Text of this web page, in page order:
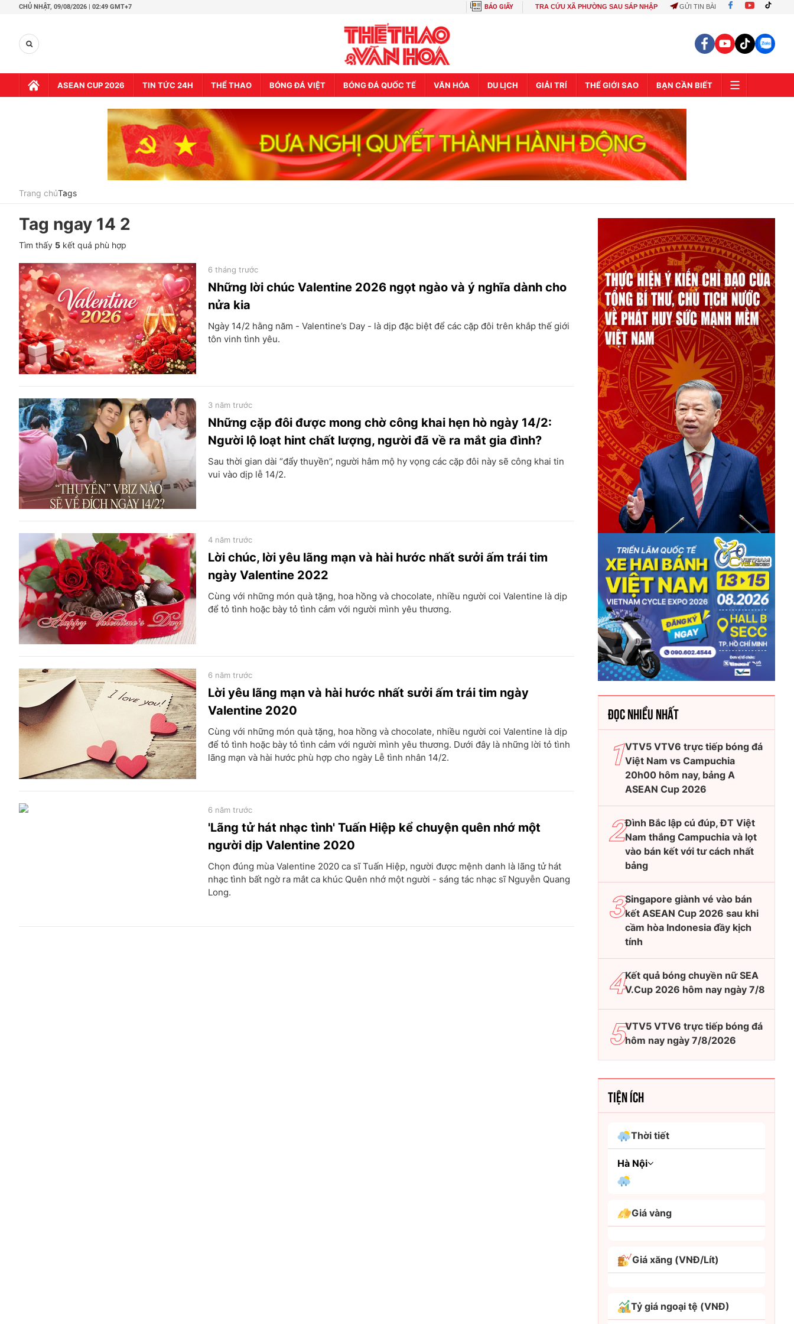
CHỦ NHẬT, 09/08/2026 | 02:49 GMT+7 BÁO GIẤY TRA CỨU XÃ PHƯỜNG SAU SÁP NHẬP GỬI TIN BÀI
ASEAN CUP 2026 TIN TỨC 24H THỂ THAO BÓNG ĐÁ VIỆT BÓNG ĐÁ QUỐC TẾ VĂN HÓA DU LỊCH GIẢI TRÍ THẾ GIỚI SAO BẠN CẦN BIẾT
Trang chủTags
Tag ngay 14 2
Tìm thấy 5 kết quả phù hợp
Những lời chúc Valentine 2026 ngọt ngào và ý nghĩa dành cho
nửa kia
6 tháng trước
Ngày 14/2 hằng năm - Valentine’s Day - là dịp đặc biệt để các cặp đôi trên khắp thế giới
tôn vinh tình yêu.
Những cặp đôi được mong chờ công khai hẹn hò ngày 14/2:
Người lộ loạt hint chất lượng, người đã về ra mắt gia đình?
3 năm trước
Sau thời gian dài “đẩy thuyền”, người hâm mộ hy vọng các cặp đôi này sẽ công khai tin
vui vào dịp lễ 14/2.
Lời chúc, lời yêu lãng mạn và hài hước nhất sưởi ấm trái tim
ngày Valentine 2022
4 năm trước
Cùng với những món quà tặng, hoa hồng và chocolate, nhiều người coi Valentine là dịp
để tỏ tình hoặc bày tỏ tình cảm với người mình yêu thương.
Lời yêu lãng mạn và hài hước nhất sưởi ấm trái tim ngày
Valentine 2020
6 năm trước
Cùng với những món quà tặng, hoa hồng và chocolate, nhiều người coi Valentine là dịp
để tỏ tình hoặc bày tỏ tình cảm với người mình yêu thương. Dưới đây là những lời tỏ tình
lãng mạn và hài hước phù hợp cho ngày Lễ tình nhân 14/2.
'Lãng tử hát nhạc tình' Tuấn Hiệp kể chuyện quên nhớ một
người dịp Valentine 2020
6 năm trước
Chọn đúng mùa Valentine 2020 ca sĩ Tuấn Hiệp, người được mệnh danh là lãng tử hát
nhạc tình bất ngờ ra mắt ca khúc Quên nhớ một người - sáng tác nhạc sĩ Nguyễn Quang
Long.
ĐỌC NHIỀU NHẤT
VTV5 VTV6 trực tiếp bóng đá
Việt Nam vs Campuchia
20h00 hôm nay, bảng A
ASEAN Cup 2026
Đình Bắc lập cú đúp, ĐT Việt
Nam thắng Campuchia và lọt
vào bán kết với tư cách nhất
bảng
Singapore giành vé vào bán
kết ASEAN Cup 2026 sau khi
cầm hòa Indonesia đầy kịch
tính
Kết quả bóng chuyền nữ SEA
V.Cup 2026 hôm nay ngày 7/8
VTV5 VTV6 trực tiếp bóng đá
hôm nay ngày 7/8/2026
TIỆN ÍCH
Thời tiết
Hà Nội
Bình Dương
Bình Thuận
Bạc Liêu
Giá vàng
Giá xăng (VNĐ/Lít)
Tỷ giá ngoại tệ (VNĐ)